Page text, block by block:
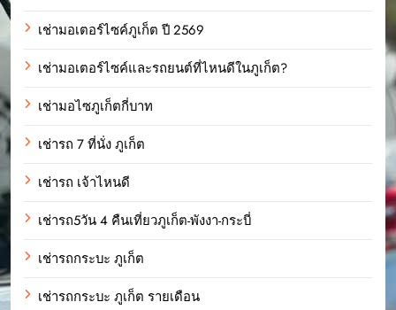
เช่ามอเตอร์ไซค์ภูเก็ต ปี 2569
เช่ามอเตอร์ไซค์และรถยนต์ที่ไหนดีในภูเก็ต?
เช่ามอไซภูเก็ตกี่บาท
เช่ารถ 7 ที่นั่ง ภูเก็ต
เช่ารถ เจ้าไหนดี
เช่ารถ5วัน 4 คืนเที่ยวภูเก็ต-พังงา-กระบี่
เช่ารถกระบะ ภูเก็ต
เช่ารถกระบะ ภูเก็ต รายเดือน